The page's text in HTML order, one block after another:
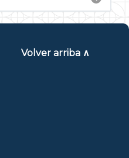
Volver arriba ∧